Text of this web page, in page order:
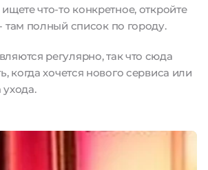
что-то конкретное, откройте
там полный список по городу.
регулярно, так что сюда
когда хочется нового сервиса или